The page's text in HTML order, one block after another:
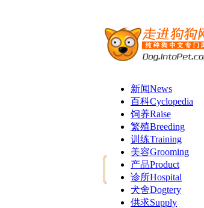
新闻News
百科Cyclopedia
饲养Raise
繁殖Breeding
训练Training
美容Grooming
产品Product
诊所Hospital
犬舍Dogtery
供求Supply